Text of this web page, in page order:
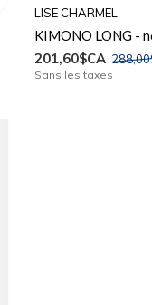
LISE CHARMEL
KIMONO LONG -
201,60$CA
Sans les taxes